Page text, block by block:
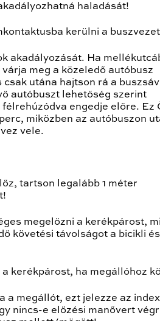
haladását!
kerülni a
akadályozását. Ha
meg a közeledő autóbusz
csak utána hajtson rá a
autóbuszt lehetőség szerint
engedje előre. Ez
miközben az autóbuszon
vele.
tartson legalább 1 méter
megelőzni a kerékpárost,
követési távolságot a bicikli
a kerékpárost, ha megállóhoz
a megállót, ezt jelezze az
nincs-e előzési manővert